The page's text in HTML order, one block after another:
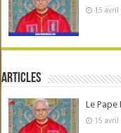
15 avril
Articles
Le
15 avril